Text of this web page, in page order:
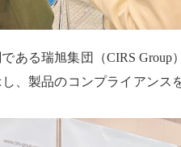
ある瑞旭集団（CIRS Group
、製品のコンプライアンス